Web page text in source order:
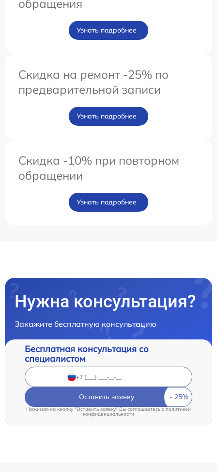
обращения
Узнать подробнее
Скидка на ремонт -25% по
предварительной записи
Узнать подробнее
Скидка -10% при повторном
обращении
Узнать подробнее
Нужна консультация?
Закажите бесплатную консультацию
Бесплатная консультация со
специалистом
Оставить заявку
Нажимая на кнопку "Оставить заявку" Вы соглашаетесь c политикой
конфиденциальности